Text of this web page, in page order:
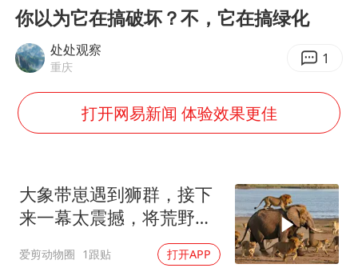
欧阳娜娜窦靖童好搭
国防部：坚决反制任何闹海挑衅图谋
“新疆阿勒泰八月能滑雪”不实
日本试射“战斧”导弹，国防部回应
你以为它在搞破坏？不，它在搞绿化
处处观察
重庆 1
打开网易新闻 体验效果更佳
大象带崽遇到狮群，接下
来一幕太震撼，将荒野规
爱剪动物圈 1跟贴 打开APP